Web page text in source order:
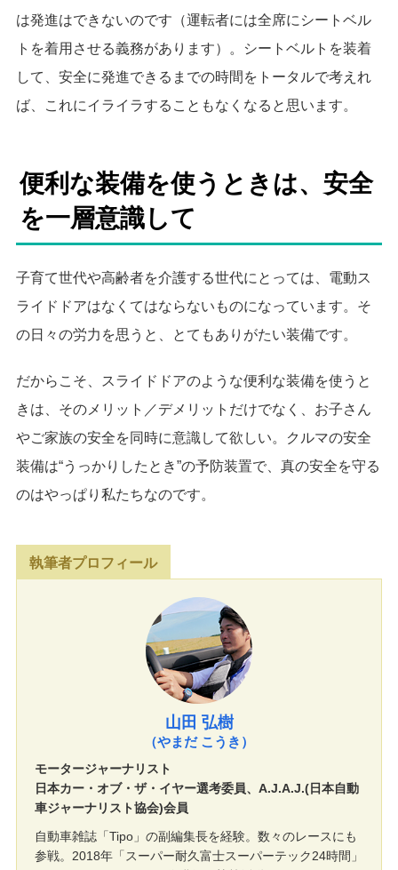
は発進はできないのです（運転者には全席にシートベル
トを着用させる義務があります）。シートベルトを装着
して、安全に発進できるまでの時間をトータルで考えれ
ば、これにイライラすることもなくなると思います。
便利な装備を使うときは、安全
を一層意識して
子育て世代や高齢者を介護する世代にとっては、電動ス
ライドドアはなくてはならないものになっています。そ
の日々の労力を思うと、とてもありがたい装備です。
だからこそ、スライドドアのような便利な装備を使うと
きは、そのメリット／デメリットだけでなく、お子さん
やご家族の安全を同時に意識して欲しい。クルマの安全
装備は“うっかりしたとき”の予防装置で、真の安全を守る
のはやっぱり私たちなのです。
執筆者プロフィール
山田 弘樹
（やまだ こうき）
モータージャーナリスト
日本カー・オブ・ザ・イヤー選考委員、A.J.A.J.(日本自動
車ジャーナリスト協会)会員
自動車雑誌「Tipo」の副編集長を経験。数々のレースにも
参戦。2018年「スーパー耐久富士スーパーテック24時間」